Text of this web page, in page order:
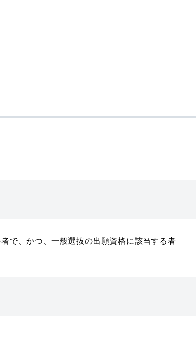
で、かつ、一般選抜の出願資格に該当する者